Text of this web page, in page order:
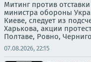
Митинг против
министра обороны
Киеве, следует из
Харькова, акции
Полтаве, Ровно,
07.08.2026, 22:15